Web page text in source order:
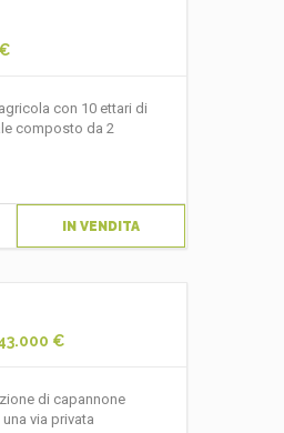
con 10 ettari di
composto da 2
IN VENDITA
€
di capannone
via privata